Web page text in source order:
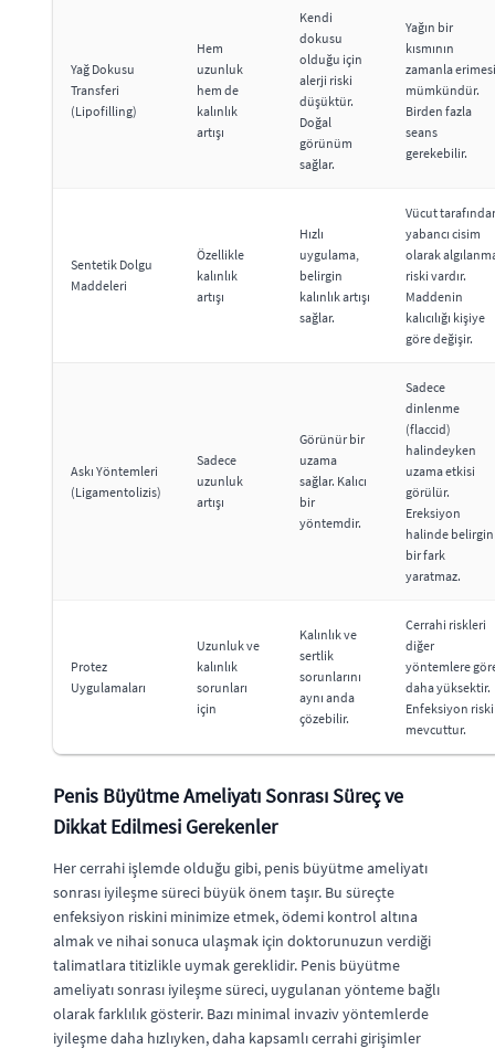
Yağ Dokusu
Transferi
(Lipofilling)
Hem
uzunluk
hem de
kalınlık
artışı
Kendi
dokusu
olduğu için
alerji riski
düşüktür.
Doğal
görünüm
sağlar.
Yağın bir
kısmının
zamanla erimesi
mümkündür.
Birden fazla
seans
gerekebilir.
Sentetik Dolgu
Maddeleri
Özellikle
kalınlık
artışı
Hızlı
uygulama,
belirgin
kalınlık artışı
sağlar.
Vücut
yabancı cisim
olarak
riski vardır.
Maddenin
kalıcılığı kişiye
göre değişir.
Askı Yöntemleri
(Ligamentolizis)
Sadece
uzunluk
artışı
Görünür bir
uzama
sağlar. Kalıcı
bir
yöntemdir.
Sadece
dinlenme
(flaccid)
halindeyken
uzama etkisi
görülür.
Ereksiyon
halinde belirgin
bir fark
yaratmaz.
Protez
Uygulamaları
Uzunluk ve
kalınlık
sorunları
için
Kalınlık ve
sertlik
sorunlarını
aynı anda
çözebilir.
Cerrahi riskleri
diğer
yöntemlere
daha yüksektir.
Enfeksiyon riski
mevcuttur.
Penis Büyütme Ameliyatı Sonrası Süreç ve
Dikkat Edilmesi Gerekenler
Her cerrahi işlemde olduğu gibi, penis büyütme ameliyatı
sonrası iyileşme süreci büyük önem taşır. Bu süreçte
enfeksiyon riskini minimize etmek, ödemi kontrol altına
almak ve nihai sonuca ulaşmak için doktorunuzun verdiği
talimatlara titizlikle uymak gereklidir. Penis büyütme
ameliyatı sonrası iyileşme süreci, uygulanan yönteme bağlı
olarak farklılık gösterir. Bazı minimal invaziv yöntemlerde
iyileşme daha hızlıyken, daha kapsamlı cerrahi girişimler